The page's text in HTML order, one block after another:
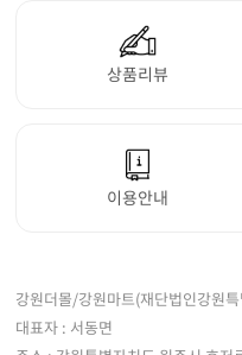
상품리뷰
이용안내
강원더몰/강원마트(재단법인강원
대표자 : 서동면